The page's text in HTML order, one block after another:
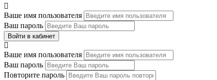
Ваше имя пользователя
Ваш пароль
Войти в кабинет
Ваше имя пользователя
Ваш пароль
Повторите пароль